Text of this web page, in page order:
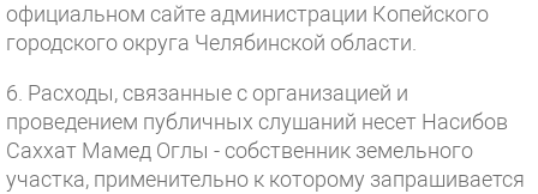
официальном сайте администрации Копейского
городского округа Челябинской области.
6. Расходы, связанные с организацией и
проведением публичных слушаний несет Насибов
Саххат Мамед Оглы - собственник земельного
участка, применительно к которому запрашивается